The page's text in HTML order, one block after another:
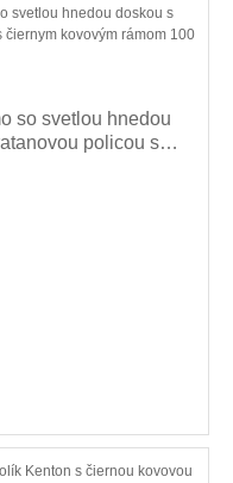
so svetlou hnedou
policou s